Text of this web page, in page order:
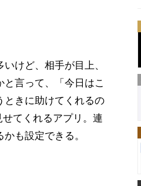
けど、相手が目上、
言って、「今日はこ
ときに助けてくれるの
てくれるアプリ。連
も設定できる。